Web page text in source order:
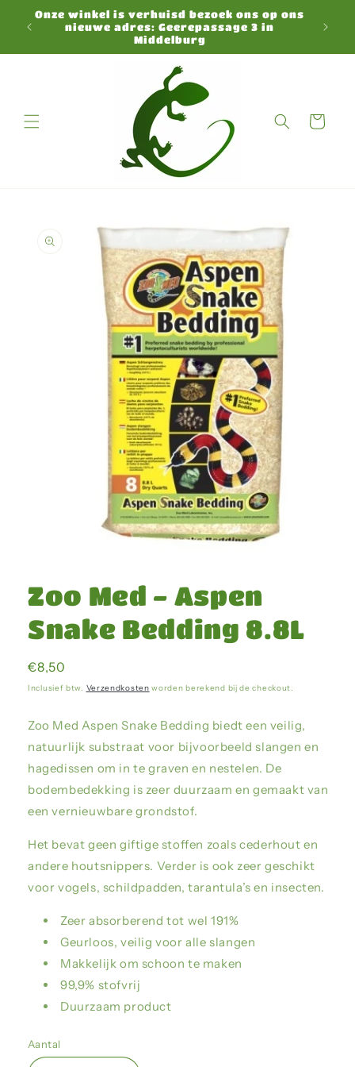
naar de
content
Onze winkel is verhuisd bezoek ons op ons
nieuwe adres: Geerepassage 3 in
Middelburg
Winkelwagen
in
modaal
Zoo Med - Aspen
Snake Bedding 8.8L
Normale
prijs
€8,50
Inclusief btw. Verzendkosten worden berekend bij de checkout.
Zoo Med Aspen Snake Bedding biedt een veilig,
natuurlijk substraat voor bijvoorbeeld slangen en
hagedissen om in te graven en nestelen. De
bodembedekking is zeer duurzaam en gemaakt van
een vernieuwbare grondstof.
Het bevat geen giftige stoffen zoals cederhout en
andere houtsnippers. Verder is ook zeer geschikt
voor vogels, schildpadden, tarantula’s en insecten.
Zeer absorberend tot wel 191%
Geurloos, veilig voor alle slangen
Makkelijk om schoon te maken
99,9% stofvrij
Duurzaam product
Aantal